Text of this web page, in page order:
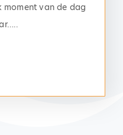
van de dag
etc.